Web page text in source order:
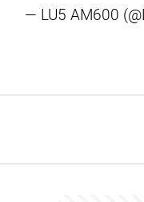
— LU5 AM600